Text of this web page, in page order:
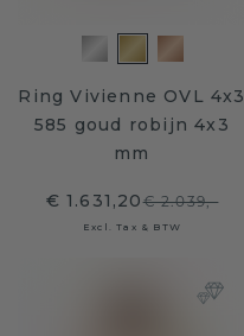
Ring Vivienne OVL 4x3
585 goud robijn 4x3
mm
€ 1.631,20€ 2.039,-
Excl. Tax & BTW